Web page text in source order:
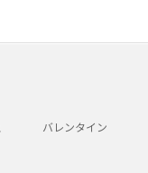
バレンタイン